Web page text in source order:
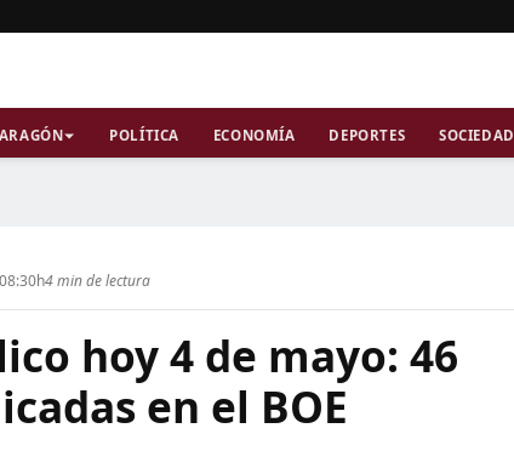
ARAGÓN POLÍTICA ECONOMÍA DEPORTES SOCIEDAD
4 min de lectura
hoy 4 de mayo: 46
en el BOE